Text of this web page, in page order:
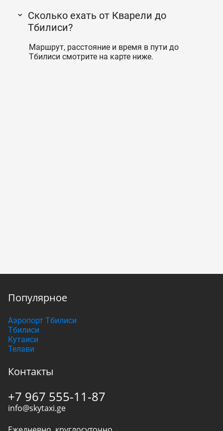
Сколько ехать от Кварели до
Тбилиси?
Маршрут, расстояние и время в пути до
Тбилиси смотрите на карте ниже.
Популярное
Аэропорт Тбилиси
Тбилиси
Кутаиси
Телави
Контакты
+7 967 555-11-87
info@skytaxi.ge